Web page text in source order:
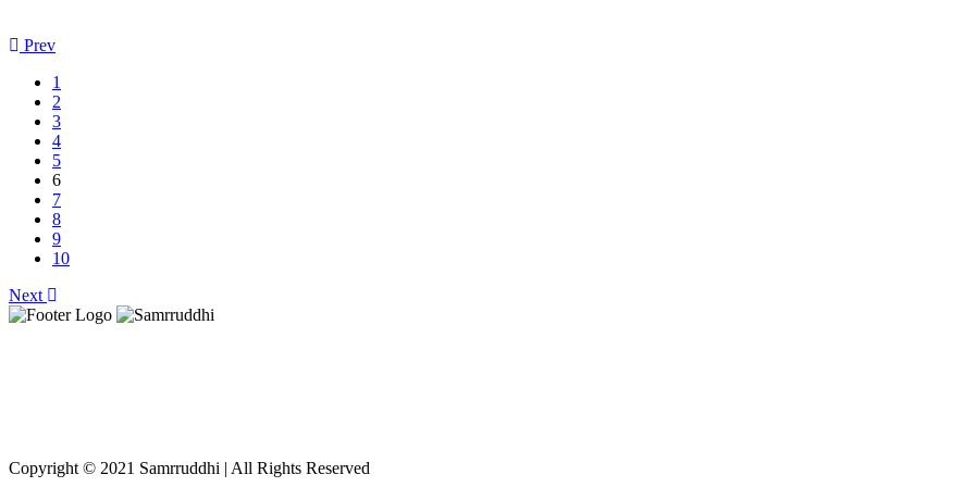
Prev
1
2
3
4
5
6
7
8
9
10
Next
Copyright © 2021 Samrruddhi | All Rights Reserved